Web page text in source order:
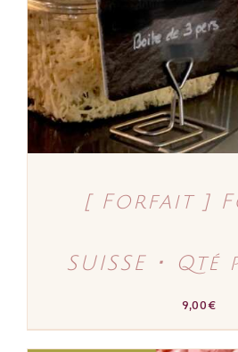
[ Forfait ]
SUISSE ･ Qté
9,00€